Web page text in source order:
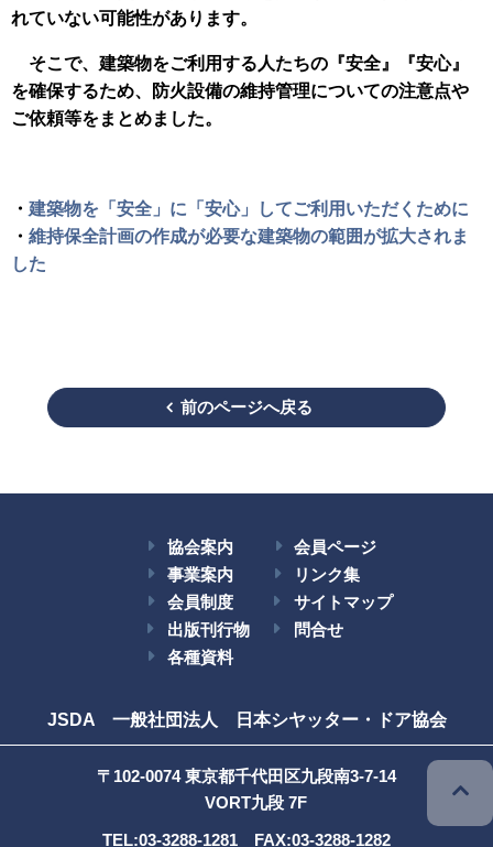
れていない可能性があります。
そこで、建築物をご利用する人たちの『安全』『安心』
を確保するため、防火設備の維持管理についての注意点や
ご依頼等をまとめました。
・ 建築物を「安全」に「安心」してご利用いただくために
・ 維持保全計画の作成が必要な建築物の範囲が拡大されま
した
前のページへ戻る
JSDA 一般社団法人 日本シヤッター・ドア協会
〒102-0074 東京都千代田区九段南3-7-14
VORT九段 7F
TEL:03-3288-1281 FAX:03-3288-1282
協会案内
事業案内
会員制度
出版刊行物
各種資料
会員ページ
リンク集
サイトマップ
問合せ